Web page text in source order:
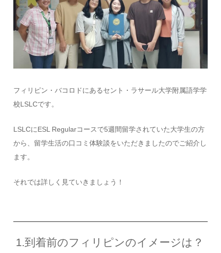
フィリピン・バコロドにあるセント・ラサール大学附属語学学
校LSLCです。
LSLCにESL Regularコースで5週間留学されていた大学生の方
から、留学生活の口コミ体験談をいただきましたのでご紹介し
ます。
それでは詳しく見ていきましょう！
1.到着前のフィリピンのイメージは？